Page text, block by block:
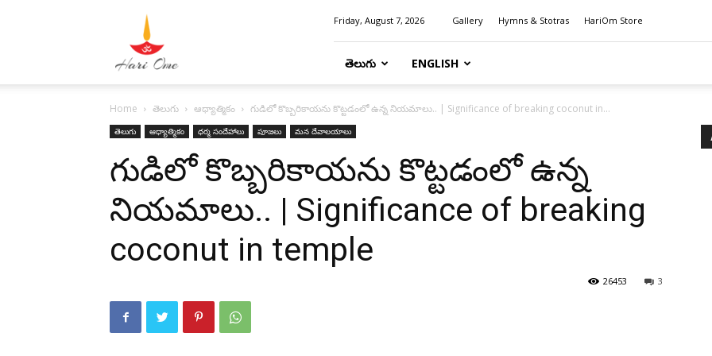
Friday, August 7, 2026 Gallery Hymns & Stotras HariOm Store
తెలుగు ENGLISH
Home తెలుగు ఆధ్యాత్మికం గుడిలో కొబ్బరికాయను కొట్టడంలో ఉన్న నియమాలు.. | Significance of breaking coconut in...
తెలుగు ఆధ్యాత్మికం ధర్మ సందేహాలు పూజలు మన దేవాలయాలు
గుడిలో కొబ్బరికాయను కొట్టడంలో ఉన్న
నియమాలు.. | Significance of breaking
coconut in temple
3
26453